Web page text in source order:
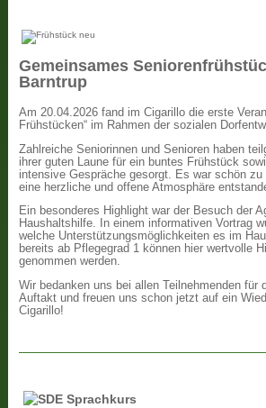
Gemeinsames
Barntrup
Am 20.04.2026 fand im Cigarillo die erste
Frühstücken“ im Rahmen der sozialen
Zahlreiche Seniorinnen und Senioren haben
ihrer guten Laune für ein buntes Frühstück
intensive Gespräche gesorgt. Es war schön zu
eine herzliche und offene Atmosphäre
Ein besonderes Highlight war der Besuch der
Haushaltshilfe. In einem informativen Vortrag
welche Unterstützungsmöglichkeiten es im
bereits ab Pflegegrad 1 können hier wertvolle
genommen werden.
Wir bedanken uns bei allen Teilnehmenden für
Auftakt und freuen uns schon jetzt auf ein
Cigarillo!